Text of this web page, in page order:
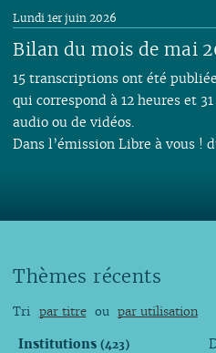
Bilan du mois de mai
Lundi 1er juin 2026
15 transcriptions ont été
qui correspond à 12 heures et
audio ou de vidéos.
Dans l’émission Libre à vous !
Thèmes récents
Tri par titre ou par utilisation
Institutions (423)